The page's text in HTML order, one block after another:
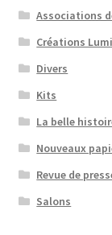
Associations
Créations
Divers
Kits
La belle
Nouveaux
Revue de
Salons